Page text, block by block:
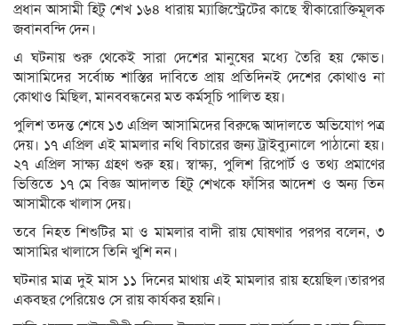
প্রধান আসামী হিটু শেখ ১৬৪ ধারায় ম্যাজিস্ট্রেটের কাছে স্বীকারোক্তিমূলক
জবানবন্দি দেন।
এ ঘটনায় শুরু থেকেই সারা দেশের মানুষের মধ্যে তৈরি হয় ক্ষোভ।
আসামিদের সর্বোচ্চ শাস্তির দাবিতে প্রায় প্রতিদিনই দেশের কোথাও না
কোথাও মিছিল, মানববন্ধনের মত কর্মসূচি পালিত হয়।
পুলিশ তদন্ত শেষে ১৩ এপ্রিল আসামিদের বিরুদ্ধে আদালতে অভিযোগ পত্র
দেয়। ১৭ এপ্রিল এই মামলার নথি বিচারের জন্য ট্রাইব্যুনালে পাঠানো হয়।
২৭ এপ্রিল সাক্ষ্য গ্রহণ শুরু হয়। স্বাক্ষ্য, পুলিশ রিপোর্ট ও তথ্য প্রমাণের
ভিত্তিতে ১৭ মে বিজ্ঞ আদালত হিটু শেখকে ফাঁসির আদেশ ও অন্য তিন
আসামীকে খালাস দেয়।
তবে নিহত শিশুটির মা ও মামলার বাদী রায় ঘোষণার পরপর বলেন, ৩
আসামির খালাসে তিনি খুশি নন।
ঘটনার মাত্র দুই মাস ১১ দিনের মাথায় এই মামলার রায় হয়েছিল।তারপর
একবছর পেরিয়েও সে রায় কার্যকর হয়নি।